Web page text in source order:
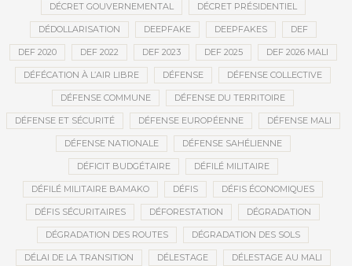
DÉCRET GOUVERNEMENTAL DÉCRET PRÉSIDENTIEL
DÉDOLLARISATION DEEPFAKE DEEPFAKES DEF
DEF 2020 DEF 2022 DEF 2023 DEF 2025 DEF 2026 MALI
DÉFÉCATION À L’AIR LIBRE DÉFENSE DÉFENSE COLLECTIVE
DÉFENSE COMMUNE DÉFENSE DU TERRITOIRE
DÉFENSE ET SÉCURITÉ DÉFENSE EUROPÉENNE DÉFENSE MALI
DÉFENSE NATIONALE DÉFENSE SAHÉLIENNE
DÉFICIT BUDGÉTAIRE DÉFILÉ MILITAIRE
DÉFILÉ MILITAIRE BAMAKO DÉFIS DÉFIS ÉCONOMIQUES
DÉFIS SÉCURITAIRES DÉFORESTATION DÉGRADATION
DÉGRADATION DES ROUTES DÉGRADATION DES SOLS
DÉLAI DE LA TRANSITION DÉLESTAGE DÉLESTAGE AU MALI